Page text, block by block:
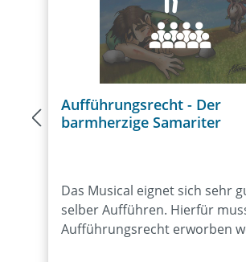
Aufführungsrecht - Der
barmherzige Samariter
Das Musical eignet sich sehr
selber Aufführen. Hierfür
Aufführungsrecht erworben